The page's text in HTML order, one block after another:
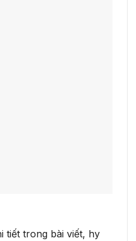
tiết trong bài viết, hy